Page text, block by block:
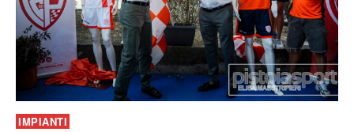
IMPIANTI